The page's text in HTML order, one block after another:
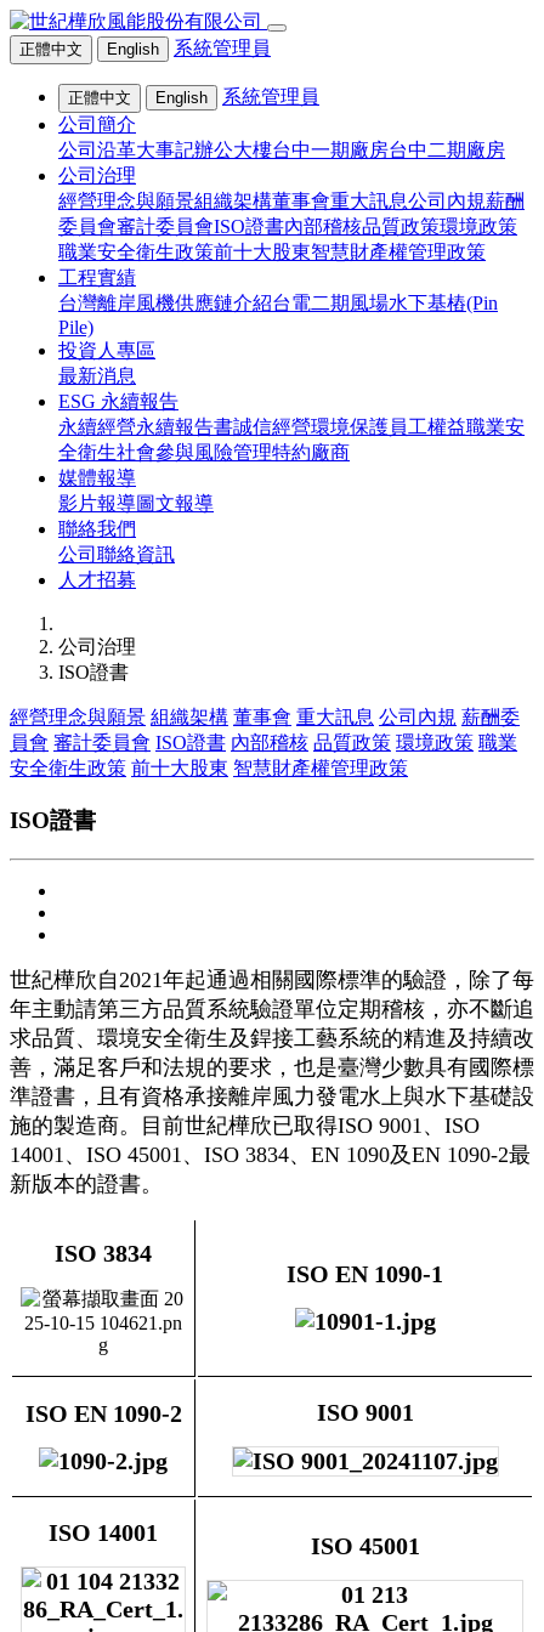
正體中文 English 系統管理員
正體中文 English
系統管理員
公司簡介
公司沿革大事記辦公大樓台中一期廠房台中二期廠房
公司治理
經營理念與願景組織架構董事會重大訊息公司內規薪酬
委員會審計委員會ISO證書內部稽核品質政策環境政策
職業安全衛生政策前十大股東智慧財產權管理政策
工程實績
台灣離岸風機供應鏈介紹台電二期風場水下基樁(Pin
Pile)
投資人專區
最新消息
ESG 永續報告
永續經營永續報告書誠信經營環境保護員工權益職業安
全衛生社會參與風險管理特約廠商
媒體報導
影片報導圖文報導
聯絡我們
公司聯絡資訊
人才招募
公司治理
ISO證書
經營理念與願景 組織架構 董事會 重大訊息 公司內規 薪酬委
員會 審計委員會 ISO證書 內部稽核 品質政策 環境政策 職業
安全衛生政策 前十大股東 智慧財產權管理政策
ISO證書
世紀樺欣自2021年起通過相關國際標準的驗證，除了每
年主動請第三方品質系統驗證單位定期稽核，亦不斷追
求品質、環境安全衛生及銲接工藝系統的精進及持續改
善，滿足客戶和法規的要求，也是臺灣少數具有國際標
準證書，且有資格承接離岸風力發電水上與水下基礎設
施的製造商。目前世紀樺欣已取得ISO 9001、ISO
14001、ISO 45001、ISO 3834、EN 1090及EN 1090-2最
新版本的證書。
ISO 3834
ISO EN 1090-1
ISO EN 1090-2 ISO 9001
ISO 14001 ISO 45001